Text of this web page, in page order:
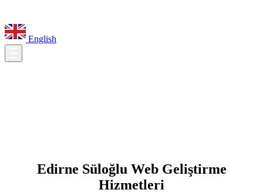
English
Edirne Süloğlu Web Geliştirme
Hizmetleri